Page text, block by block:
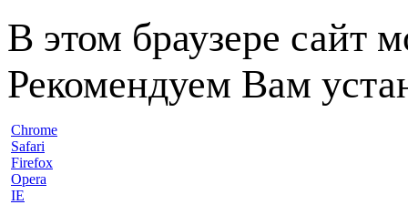
В этом браузере сайт
Рекомендуем Вам
Chrome
Safari
Firefox
Opera
IE